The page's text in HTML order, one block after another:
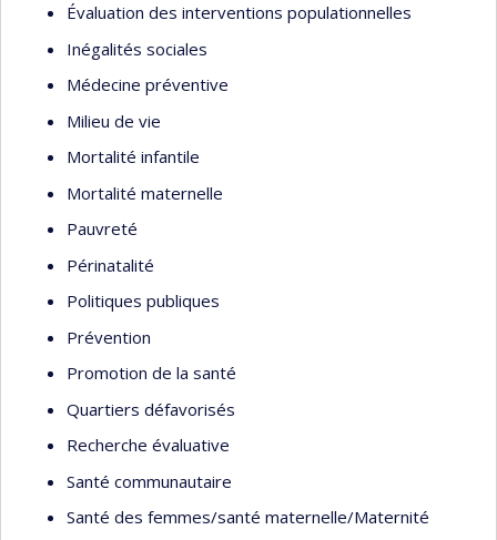
Évaluation des interventions populationnelles
Inégalités sociales
Médecine préventive
Milieu de vie
Mortalité infantile
Mortalité maternelle
Pauvreté
Périnatalité
Politiques publiques
Prévention
Promotion de la santé
Quartiers défavorisés
Recherche évaluative
Santé communautaire
Santé des femmes/santé maternelle/Maternité